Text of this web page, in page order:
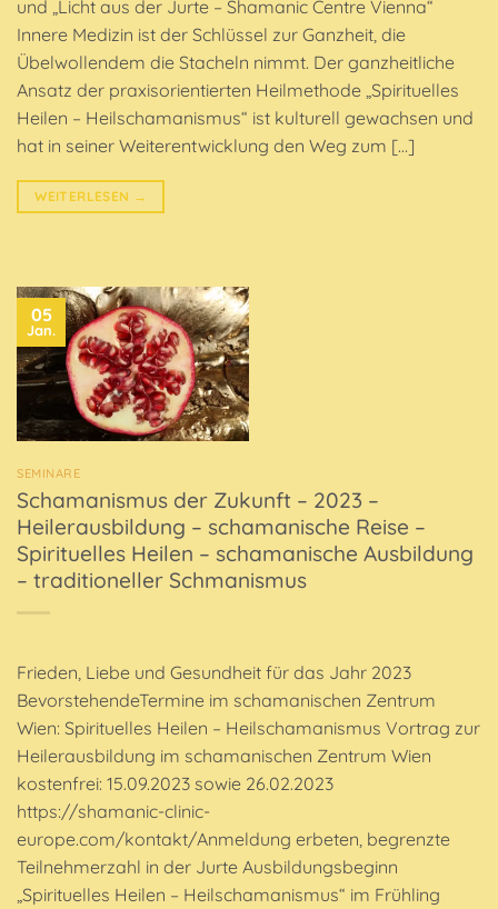
und „Licht aus der Jurte – Shamanic Centre Vienna“
Innere Medizin ist der Schlüssel zur Ganzheit, die
Übelwollendem die Stacheln nimmt. Der ganzheitliche
Ansatz der praxisorientierten Heilmethode „Spirituelles
Heilen – Heilschamanismus“ ist kulturell gewachsen und
hat in seiner Weiterentwicklung den Weg zum […]
WEITERLESEN →
05
Jan.
SEMINARE
Schamanismus der Zukunft – 2023 –
Heilerausbildung – schamanische Reise –
Spirituelles Heilen – schamanische Ausbildung
– traditioneller Schmanismus
Frieden, Liebe und Gesundheit für das Jahr 2023
BevorstehendeTermine im schamanischen Zentrum
Wien: Spirituelles Heilen – Heilschamanismus Vortrag zur
Heilerausbildung im schamanischen Zentrum Wien
kostenfrei: 15.09.2023 sowie 26.02.2023
https://shamanic-clinic-
europe.com/kontakt/Anmeldung erbeten, begrenzte
Teilnehmerzahl in der Jurte Ausbildungsbeginn
„Spirituelles Heilen – Heilschamanismus“ im Frühling